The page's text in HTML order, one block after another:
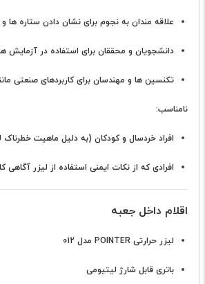
علاقه مندان به نجوم برای نشان دادن ستاره ها و
دانشجویان و محققان برای استفاده در آزمایش
تکنسین ها و مهندسان برای کاربردهای صنعتی
نامناسب:
افراد خردسال و کودکان (به دلیل ماهیت خطرناک
افرادی که از نکات ایمنی استفاده از لیزر آگاهی
اقلام داخل جعبه
لیزر حرارتی POINTER مدل 012
باتری قابل شارژ لیتیومی